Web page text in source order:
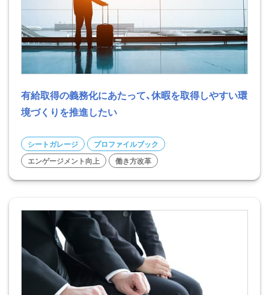
有給取得の義務化にあたって、休暇を取得しやすい環
境づくりを推進したい
シートガレージ
プロファイルブック
エンゲージメント向上
働き方改革